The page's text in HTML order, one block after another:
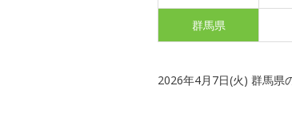
群馬県
2026年4月7日(火) 群馬県